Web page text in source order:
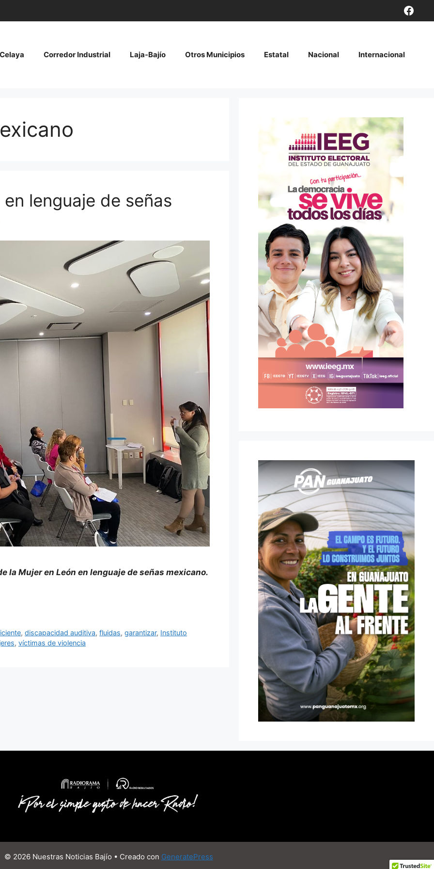
Celaya Corredor Industrial Laja-Bajío Otros Municipios Estatal Nacional Internacional
lenguaje de señas
Mujer en León en lenguaje de señas mexicano.
,discapacidad auditiva,fluidas,garantizar, Instituto
, víctimas de violencia
© 2026 Nuestras Noticias Bajío • Creado con GeneratePress